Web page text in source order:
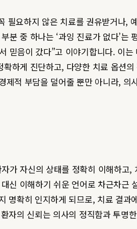
요하지 않은 치료를 권유받거나,
분 중 하나는 ‘과잉 진료가 없다’
음이 갔다”고 이야기합니다. 이
하게 진단하고, 다양한 치료 옵션
제적 부담을 덜어줄 뿐만 아니라,
자신의 상태를 정확히 이해하
이해하기 쉬운 언어로 차근차근
명확히 인지하게 되므로, 치료 결
자의 신뢰는 의사의 정직함과 투명